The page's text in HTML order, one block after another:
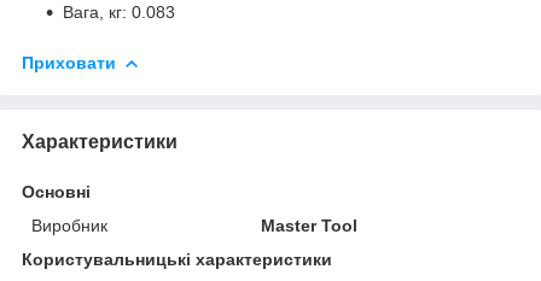
Вага, кг: 0.083
Приховати
Характеристики
Основні
Виробник
Master Tool
Користувальницькі характеристики